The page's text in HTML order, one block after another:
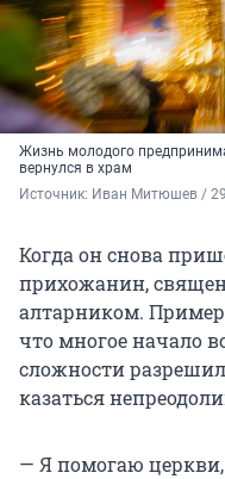
Жизнь молодого
вернулся в храм
Источник: Иван Митюшев /
Когда он снова
прихожанин,
алтарником.
что многое начало
сложности
казаться
— Я помогаю